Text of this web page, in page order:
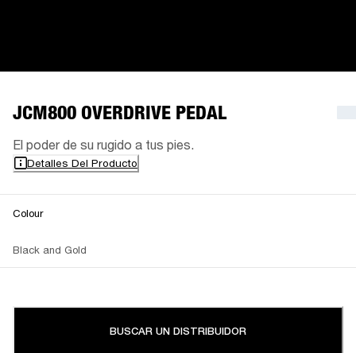
JCM800 OVERDRIVE PEDAL
El poder de su rugido a tus pies.
Detalles Del Producto
Colour
Black and Gold
BUSCAR UN DISTRIBUIDOR